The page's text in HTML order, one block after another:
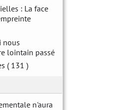
: La face
nous
lointain passé
( 131 )
n'aura